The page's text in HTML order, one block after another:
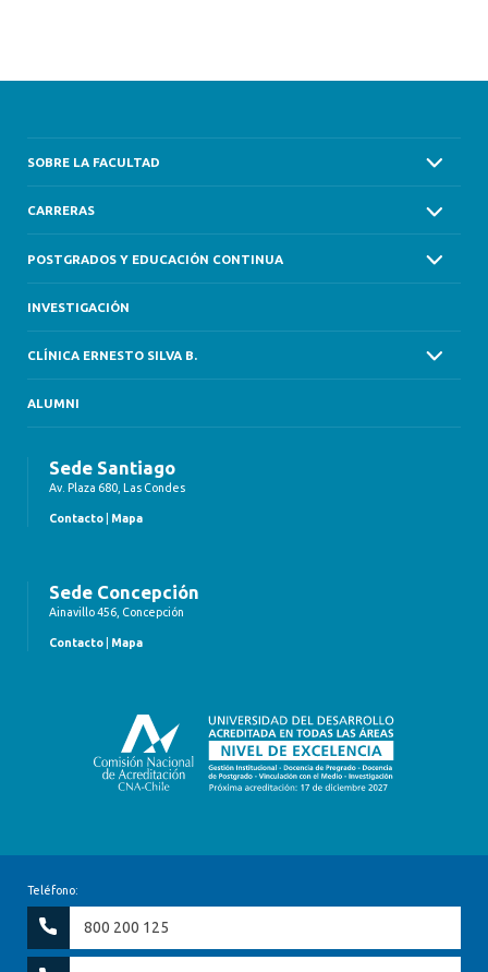
SOBRE LA FACULTAD
CARRERAS
POSTGRADOS Y EDUCACIÓN CONTINUA
INVESTIGACIÓN
CLÍNICA ERNESTO SILVA B.
ALUMNI
Sede Santiago
Av. Plaza 680, Las Condes
Contacto Mapa
Sede Concepción
Ainavillo 456, Concepción
Contacto Mapa
Teléfono:
800 200 125